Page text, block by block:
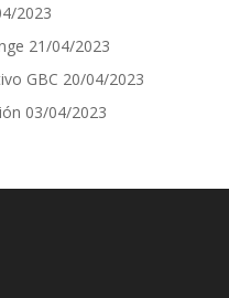
2023
21/04/2023
GBC 20/04/2023
03/04/2023